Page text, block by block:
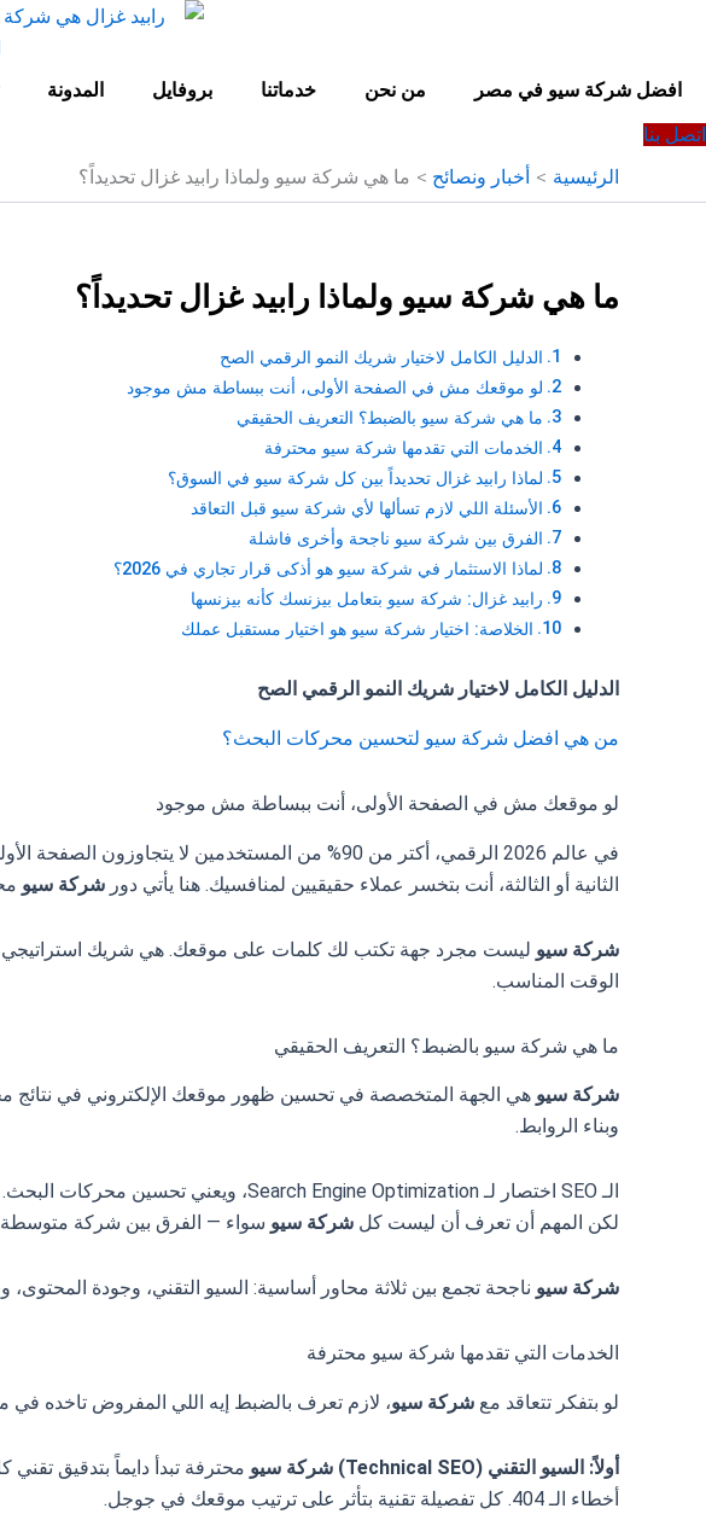
المحتوى
افضل شركة سيو في مصر من نحن خدماتنا بروفايل المدونة
اتصل بنا
الرئيسية أخبار ونصائح ما هي شركة سيو ولماذا رابيد غزال تحديداً؟
ما هي شركة سيو ولماذا رابيد غزال تحديداً؟
الدليل الكامل لاختيار شريك النمو الرقمي الصح
لو موقعك مش في الصفحة الأولى، أنت ببساطة مش موجود
ما هي شركة سيو بالضبط؟ التعريف الحقيقي
الخدمات التي تقدمها شركة سيو محترفة
لماذا رابيد غزال تحديداً بين كل شركة سيو في السوق؟
الأسئلة اللي لازم تسألها لأي شركة سيو قبل التعاقد
الفرق بين شركة سيو ناجحة وأخرى فاشلة
لماذا الاستثمار في شركة سيو هو أذكى قرار تجاري في 2026؟
رابيد غزال: شركة سيو بتعامل بيزنسك كأنه بيزنسها
الخلاصة: اختيار شركة سيو هو اختيار مستقبل عملك
الدليل الكامل لاختيار شريك النمو الرقمي الصح
من هي افضل شركة سيو لتحسين محركات البحث؟
لو موقعك مش في الصفحة الأولى، أنت ببساطة مش موجود
في عالم 2026 الرقمي، أكتر من 90% من
الثانية أو الثالثة، أنت بتخسر عملاء حقيقيين لمنافسيك. هنا يأتي دور شركة سيو
شركة سيو ليست مجرد جهة تكتب لك كلمات على موقعك. هي شريك استراتيجي
الوقت المناسب.
ما هي شركة سيو بالضبط؟ التعريف الحقيقي
شركة سيو
وبناء الروابط.
الـ SEO اختصار لـ Search Engine Optimization، ويعني تحسين محركات البحث. و
لكن المهم أن تعرف أن ليست كل شركة سيو سواء — الفرق بين شركة متوسطة
شركة سيو ناجحة تجمع بين ثلاثة محاور أساسية: السيو التقني، وجودة المحتوى،
الخدمات التي تقدمها شركة سيو محترفة
لو بتفكر تتعاقد مع شركة سيو، لازم تعرف بالضبط إيه اللي المفروض تاخده في
أولاً: السيو التقني (Technical SEO) شركة سيو
أخطاء الـ 404. كل تفصيلة تقنية بتأثر على ترتيب موقعك في جوجل.